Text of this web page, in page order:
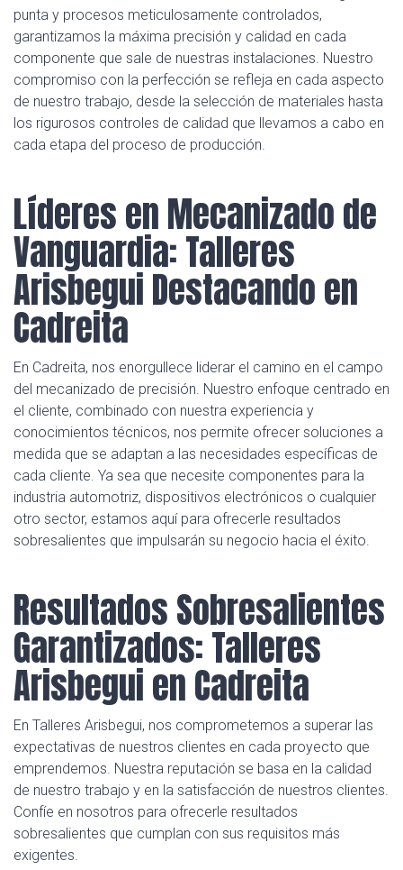
punta y procesos meticulosamente controlados,
garantizamos la máxima precisión y calidad en cada
componente que sale de nuestras instalaciones. Nuestro
compromiso con la perfección se refleja en cada aspecto
de nuestro trabajo, desde la selección de materiales hasta
los rigurosos controles de calidad que llevamos a cabo en
cada etapa del proceso de producción.
Líderes en Mecanizado de
Vanguardia: Talleres
Arisbegui Destacando en
Cadreita
En Cadreita, nos enorgullece liderar el camino en el campo
del mecanizado de precisión. Nuestro enfoque centrado en
el cliente, combinado con nuestra experiencia y
conocimientos técnicos, nos permite ofrecer soluciones a
medida que se adaptan a las necesidades específicas de
cada cliente. Ya sea que necesite componentes para la
industria automotriz, dispositivos electrónicos o cualquier
otro sector, estamos aquí para ofrecerle resultados
sobresalientes que impulsarán su negocio hacia el éxito.
Resultados Sobresalientes
Garantizados: Talleres
Arisbegui en Cadreita
En Talleres Arisbegui, nos comprometemos a superar las
expectativas de nuestros clientes en cada proyecto que
emprendemos. Nuestra reputación se basa en la calidad
de nuestro trabajo y en la satisfacción de nuestros clientes.
Confíe en nosotros para ofrecerle resultados
sobresalientes que cumplan con sus requisitos más
exigentes.